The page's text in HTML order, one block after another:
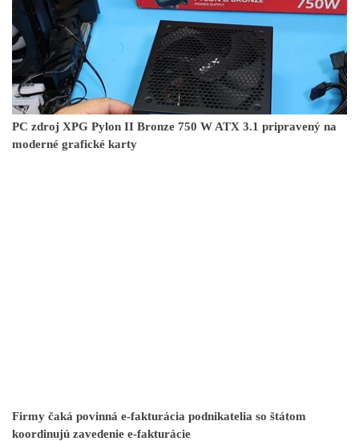
PC zdroj XPG Pylon II Bronze 750 W ATX 3.1 pripravený na
moderné grafické karty
Firmy čaká povinná e-fakturácia podnikatelia so štátom
koordinujú zavedenie e-fakturácie